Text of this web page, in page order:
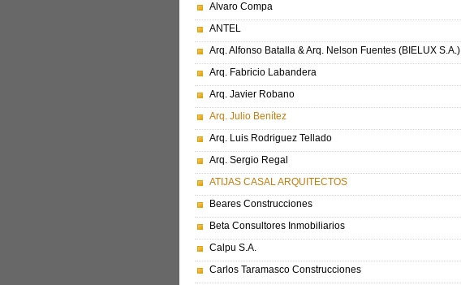
Alvaro Compa
ANTEL
Arq. Alfonso Batalla & Arq. Nelson Fuentes (BIELUX S.A.)
Arq. Fabricio Labandera
Arq. Javier Robano
Arq. Julio Benítez
Arq. Luis Rodriguez Tellado
Arq. Sergio Regal
ATIJAS CASAL ARQUITECTOS
Beares Construcciones
Beta Consultores Inmobiliarios
Calpu S.A.
Carlos Taramasco Construcciones